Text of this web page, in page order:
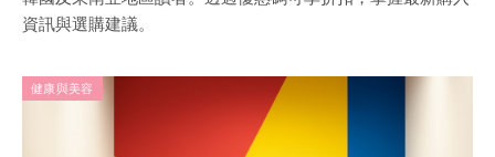
資訊與選購建議。
健康與美容